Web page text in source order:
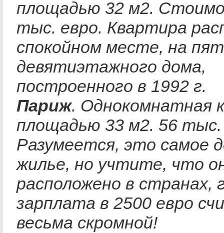
площадью 32 м2.
тыс. евро. Квартира
спокойном месте, на
девятиэтажного дома,
построенного в 1992 г.
Париж. Однокомнатная
площадью 33 м2. 56 тыс.
Разумеется, это самое
жилье, но учтите, что
расположено в странах,
зарплата в 2500 евро
весьма скромной!